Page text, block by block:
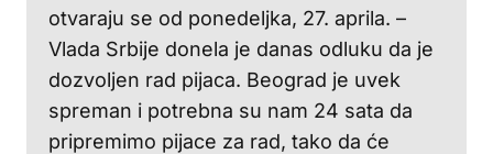
otvaraju se od ponedeljka, 27. aprila. –
Vlada Srbije donela je danas odluku da je
dozvoljen rad pijaca. Beograd je uvek
spreman i potrebna su nam 24 sata da
pripremimo pijace za rad, tako da će